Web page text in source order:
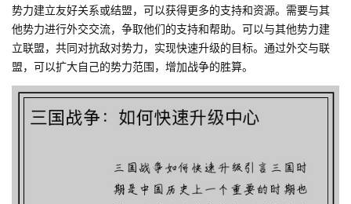
势力建立友好关系或结盟，可以获得更多的支持和资源。需要与其
他势力进行外交交流，争取他们的支持和帮助。可以与其他势力建
立联盟，共同对抗敌对势力，实现快速升级的目标。通过外交与联
盟，可以扩大自己的势力范围，增加战争的胜算。